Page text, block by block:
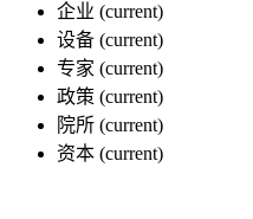
企业 (current)
设备 (current)
专家 (current)
政策 (current)
院所 (current)
资本 (current)